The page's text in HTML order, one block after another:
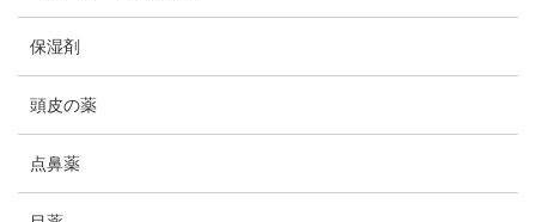
保湿剤
頭皮の薬
点鼻薬